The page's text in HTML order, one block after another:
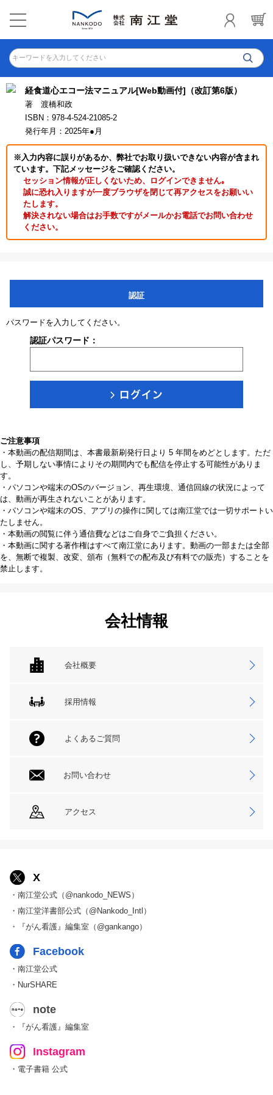
キーワードを入力してください
経食道心エコー法マニュアル[Web動画付]（改訂第6版）
著 渡橋和政
ISBN：978-4-524-21085-2
発行年月：2025年●月
※入力内容に誤りがあるか、弊社でお取り扱いできない内容が含まれ
ています。下記メッセージをご確認ください。
セッション情報が正しくないため、ログインできません｡
誠に恐れ入りますが一度ブラウザを閉じて再アクセスをお願いい
たします。
解決されない場合はお手数ですがメールかお電話でお問い合わせ
ください。
認証
パスワードを入力してください。
認証パスワード：
ご注意事項
・本動画の配信期間は、本書最新刷発行日より 5 年間をめどとします。ただ
し、予期しない事情によりその期間内でも配信を停止する可能性がありま
す。
・パソコンや端末のOSのバージョン、再生環境、通信回線の状況によって
は、動画が再生されないことがあります。
・パソコンや端末のOS、アプリの操作に関しては南江堂では一切サポートい
たしません。
・本動画の閲覧に伴う通信費などはご自身でご負担ください。
・本動画に関する著作権はすべて南江堂にあります。動画の一部または全部
を、無断で複製、改変、頒布（無料での配布及び有料での販売）することを
禁止します。
会社情報
会社概要
採用情報
よくあるご質問
お問い合わせ
アクセス
X
・南江堂公式（@nankodo_NEWS）
・南江堂洋書部公式（@Nankodo_Intl）
・『がん看護』編集室（@gankango）
Facebook
・南江堂公式
・NurSHARE
note
・『がん看護』編集室
Instagram
・電子書籍 公式